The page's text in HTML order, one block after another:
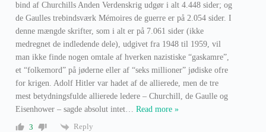
bind af Churchills Anden Verdenskrig udgør i alt 4.448 sider; og
de Gaulles trebindsværk Mémoires de guerre er på 2.054 sider. I
denne mængde skrifter, som i alt er på 7.061 sider (ikke
medregnet de indledende dele), udgivet fra 1948 til 1959, vil
man ikke finde nogen omtale af hverken nazistiske “gaskamre”,
et “folkemord” på jøderne eller af “seks millioner” jødiske ofre
for krigen. Adolf Hitler var hadet af de allierede, men de tre
mest betydningsfulde allierede ledere – Churchill, de Gaulle og
Eisenhower – sagde absolut intet… Read more »
3
Reply